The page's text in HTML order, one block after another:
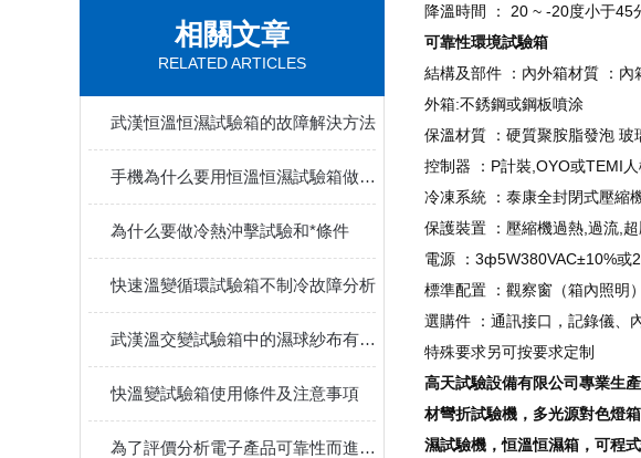
相關文章
RELATED ARTICLES
武漢恒溫恒濕試驗箱的故障解決方法
手機為什么要用恒溫恒濕試驗箱做檢測
為什么要做冷熱沖擊試驗和*條件
快速溫變循環試驗箱不制冷故障分析
武漢溫交變試驗箱中的濕球紗布有哪些作用？
快溫變試驗箱使用條件及注意事項
為了評價分析電子產品可靠性而進行的試驗稱為可靠性試驗
降溫時間 ： 20 ~ -20度小于
可靠性環境試驗箱
結構及部件 ：內外箱材質 ：
外箱:不銹鋼或鋼板噴涂
保溫材質 ：硬質聚胺脂發泡 玻
控制器 ：P計裝,OYO或TEMI
冷凍系統 ：泰康全封閉式壓縮
保護裝置 ：壓縮機過熱,過流,
電源 ：3ф5W380VAC±10%或
標準配置 ：觀察窗（箱內照明
選購件 ：通訊接口，記錄儀、
特殊要求另可按要求定制
高天試驗設備有限公司專業生
材彎折試驗機，多光源對色燈
濕試驗機，恒溫恒濕箱，可程